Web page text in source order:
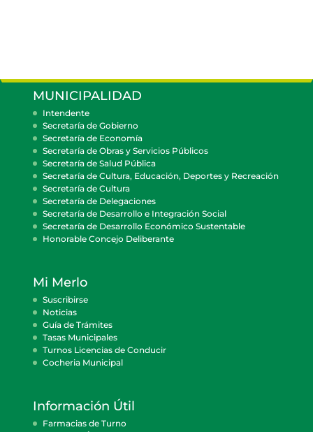
MUNICIPALIDAD
Intendente
Secretaría de Gobierno
Secretaría de Economía
Secretaría de Obras y Servicios Públicos
Secretaría de Salud Pública
Secretaría de Cultura, Educación, Deportes y Recreación
Secretaría de Cultura
Secretaría de Delegaciones
Secretaría de Desarrollo e Integración Social
Secretaría de Desarrollo Económico Sustentable
Honorable Concejo Deliberante
Mi Merlo
Suscribirse
Noticias
Guía de Trámites
Tasas Municipales
Turnos Licencias de Conducir
Cocheria Municipal
Información Útil
Farmacias de Turno